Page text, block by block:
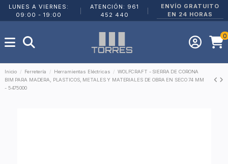
LUNES A VIERNES:
09:00 - 19:00
ATENCIÓN: 961
452 440
ENVÍO GRATUITO
EN 24 HORAS
0
Inicio Ferretería Herramientas Eléctricas
WOLFCRAFT - SIERRA DE CORONA
BIM PARA MADERA, PLASTICOS, METALES Y MATERIALES DE OBRA EN SECO 74 MM
- 5475000